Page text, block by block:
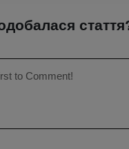
ближчим та
простими
та красивими. Мені
себе у різних сферах,
роботи над статтями я